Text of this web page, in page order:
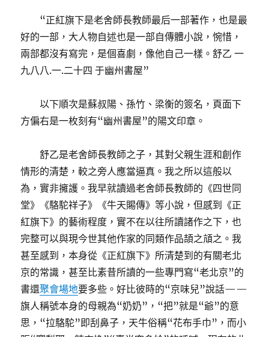
“正紅旗下是老舍師長教師最后一部著作，也是最
好的一部，大人物自述也是一部自傳體小說，惋惜，
兩部都沒有寫完，是個喜劇，像他自己一樣。舒乙 一
九八八.一.二十四 于幽州書屋”
以下順次是蘇叔陽、孫竹、梁衡的簽名，頁面下
方偏右是一枚刻有“幽州書屋”的陽文印章。
舒乙是老舍師長教師之子，其對父親生涯和創作
情形的清楚，較之旁人應當逼真。我之所以這般以
為，實非擁護。我早就讀過老舍師長教師的《四世同
堂》《駱駝祥子》《牛天賜傳》等小說，但感到《正
紅旗下》的藝術程度，實不在以往所讀諸作之下，也
完整可以與現今世其他作家的同類作品頡之頏之。我
甚至感到，本身從《正紅旗下》所清楚到的有關老北
京的常識，甚至比素昔所讀的一些專門寫“老北京”的
書還聚會場地要多些。好比彼時的“京味兒”說話——
旗人稱號本身的母親為“奶奶”，“把”就是“爺”的意
思，“拉駱駝”即刮鼻子，天牛俗稱“花布手巾”，而小